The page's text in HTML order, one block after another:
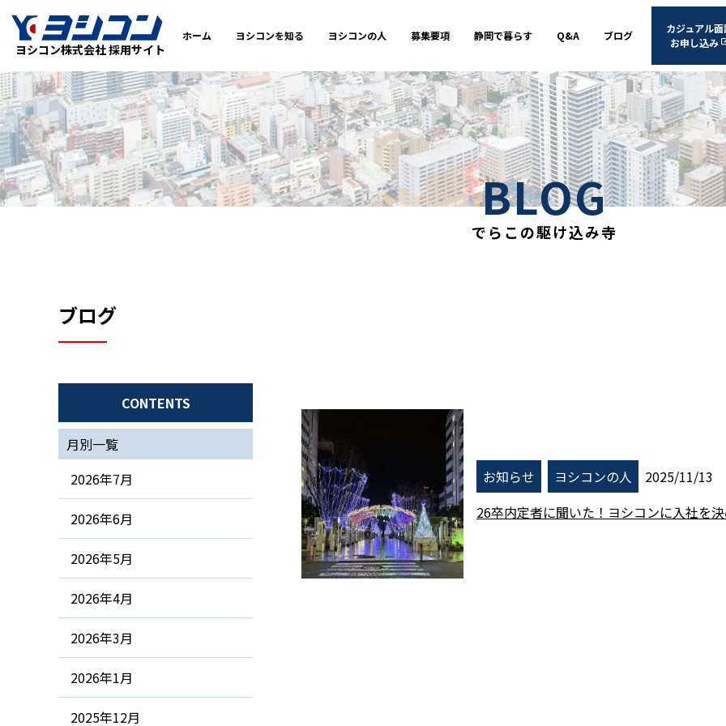
ヨシコン株式会社 採用サイト
ホーム ヨシコンを知る ヨシコンの人 募集要項 静岡で暮らす Q&A ブログ
カジュアル面
お申し込み
BLOG
でらこの駆け込み寺
ブログ
お知らせ ヨシコンの人
2025/11/13
26卒内定者に聞いた！ヨシコンに入社を
CONTENTS
月別一覧
2026年7月
2026年6月
2026年5月
2026年4月
2026年3月
2026年1月
2025年12月